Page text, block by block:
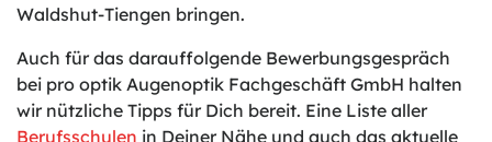
Waldshut-Tiengen bringen.
Auch für das darauffolgende Bewerbungsgespräch
bei pro optik Augenoptik Fachgeschäft GmbH halten
wir nützliche Tipps für Dich bereit. Eine Liste aller
Berufsschulen in Deiner Nähe und auch das aktuelle